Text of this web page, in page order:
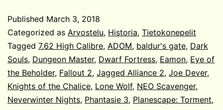
Project
Published March 3, 2018
Categorized as Arvostelu, Historia, Tietokonepelit
Tagged 7.62 High Calibre, ADOM, baldur's gate, Dark
Souls, Dungeon Master, Dwarf Fortress, Eamon, Eye of
the Beholder, Fallout 2, Jagged Alliance 2, Joe Dever,
Knights of the Chalice, Lone Wolf, NEO Scavenger,
Neverwinter Nights, Phantasie 3, Planescape: Torment,